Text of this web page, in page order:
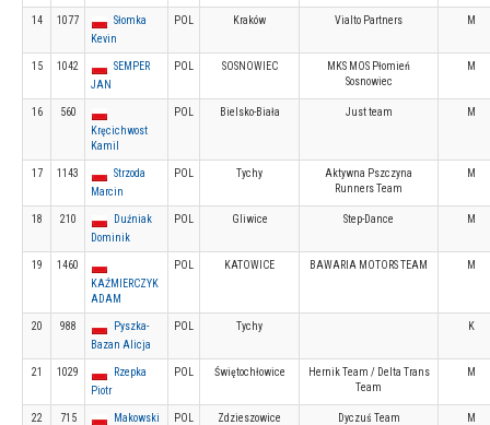
14 1077
Słomka
Kevin
POL Kraków Vialto Partners M
15 1042
SEMPER
JAN
POL SOSNOWIEC
MKS MOS Płomień
Sosnowiec
M
16
560
Kręcichwost
Kamil
POL Bielsko-Biała Just team M
17 1143
Strzoda
Marcin
POL Tychy
Aktywna Pszczyna
Runners Team
M
18 210
Duźniak
Dominik
POL Gliwice Step-Dance M
19
1460
KAŹMIERCZYK
ADAM
POL KATOWICE BAWARIA MOTORS TEAM M
20 988
Pyszka-
Bazan Alicja
POL Tychy K
21 1029
Rzepka
Piotr
POL Świętochłowice
Hernik Team / Delta Trans
Team
M
22 715
Makowski
POL Zdzieszowice Dyczuś Team M